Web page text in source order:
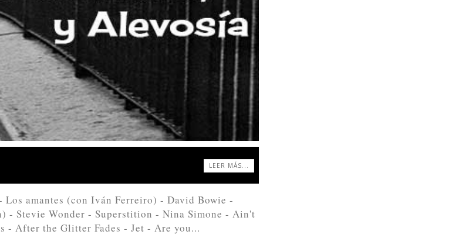
LEER MÁS...
amantes (con Iván Ferreiro) - David Bowie -
- Stevie Wonder - Superstition - Nina Simone - Ain't
After the Glitter Fades - Jet - Are you...